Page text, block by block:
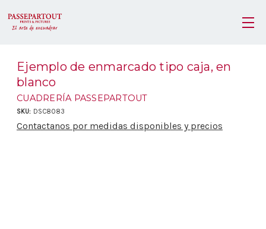
Ejemplo de enmarcado tipo caja, en
blanco
CUADRERÍA PASSEPARTOUT
SKU: DSC8083
Contactanos por medidas disponibles y precios